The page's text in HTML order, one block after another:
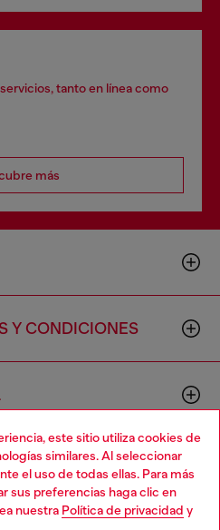
este sitio utiliza cookies de
similares. Al seleccionar
el uso de todas ellas. Para más
sus preferencias haga clic en
nuestra Política de privacidad y
tanto en línea como
más
Y CONDICIONES